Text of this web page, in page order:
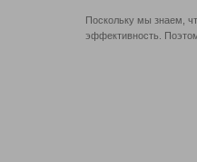
Поскольку мы знаем,
эффективность.